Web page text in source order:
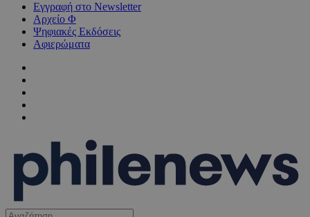
Εγγραφή στο Newsletter
Αρχείο Φ
Ψηφιακές Εκδόσεις
Αφιερώματα